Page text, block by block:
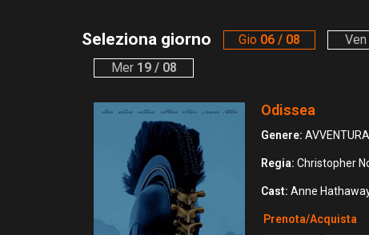
Seleziona giorno Gio 06 / 08 Ven
Mer19 / 08
Odissea
Genere:
Regia: Christopher
Cast: Anne
Prenota/Acquista